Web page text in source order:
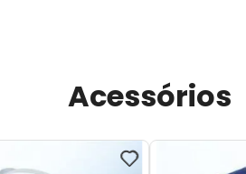
Acessórios